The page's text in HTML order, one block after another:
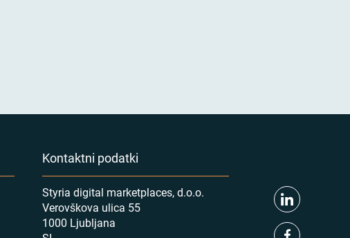
Kontaktni podatki
Styria digital marketplaces, d.o.o.
Verovškova ulica 55
1000 Ljubljana